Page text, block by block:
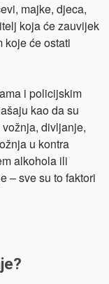
majke, djeca,
koja će zauvijek
koje će ostati
i policijskim
kao da su
divljanje,
u kontra
alkohola ili
– sve su to faktori